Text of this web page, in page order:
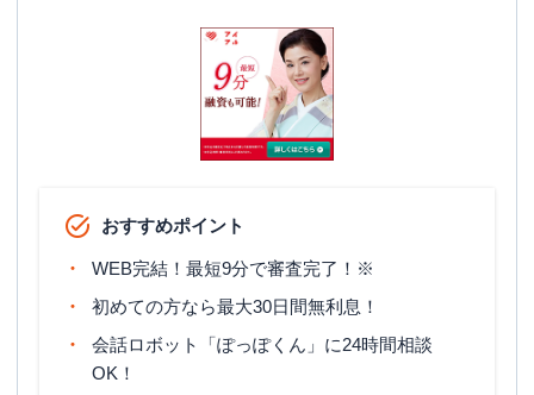
おすすめポイント
WEB完結！最短9分で審査完了！※
初めての方なら最大30日間無利息！
会話ロボット「ぽっぽくん」に24時間相談
OK！